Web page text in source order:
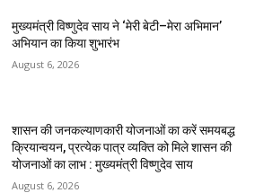
मुख्यमंत्री विष्णुदेव साय ने ‘मेरी बेटी–मेरा अभिमान’
अभियान का किया शुभारंभ
August 6, 2026
शासन की जनकल्याणकारी योजनाओं का करें समयबद्ध
क्रियान्वयन, प्रत्येक पात्र व्यक्ति को मिले शासन की
योजनाओं का लाभ : मुख्यमंत्री विष्णुदेव साय
August 6, 2026